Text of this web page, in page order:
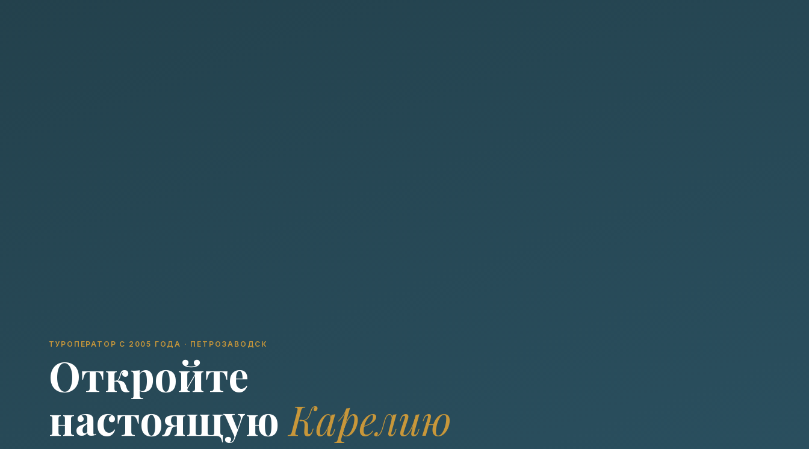
ТУРОПЕРАТОР С 2005 ГОДА · ПЕТРОЗАВОДСК
Откройте
настоящую Карелию